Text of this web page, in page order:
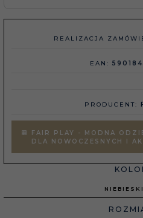
REALIZACJA
EAN:
PRODUCENT:
FAIR PLAY - MODNA
DLA NOWOCZESNYCH I